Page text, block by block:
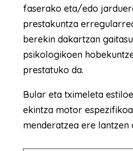
faserako eta/edo
prestakuntza
berekin dakartzan
psikologikoen
prestatuko da.
Bular eta tximeleta
ekintza motor
menderatzea ere lantzen